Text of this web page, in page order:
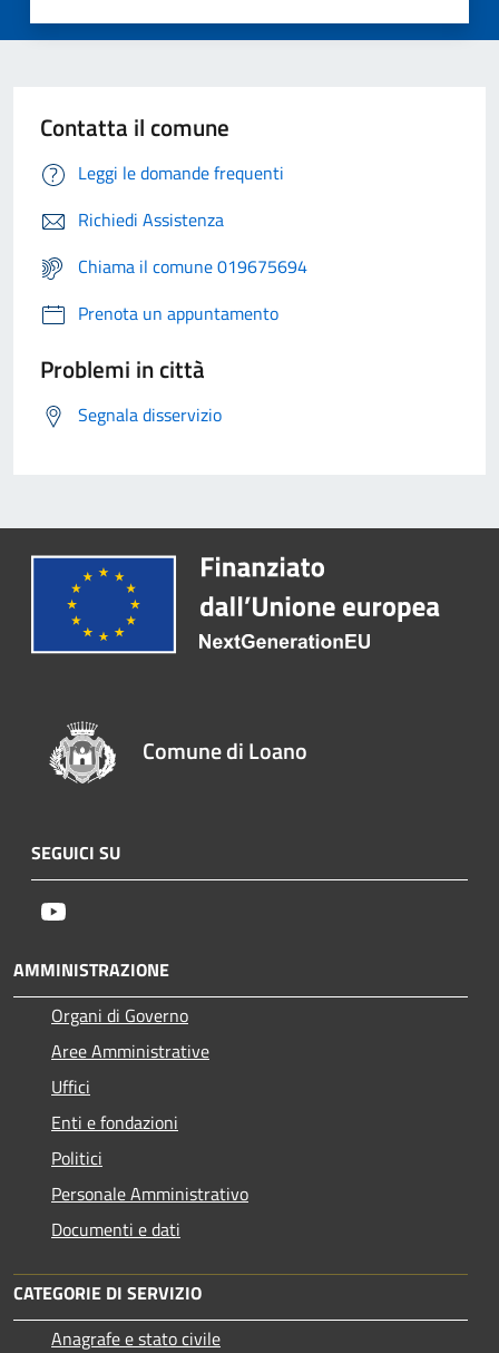
Contatta il comune
Leggi le domande frequenti
Richiedi Assistenza
Chiama il comune 019675694
Prenota un appuntamento
Problemi in città
Segnala disservizio
Comune di Loano
SEGUICI SU
AMMINISTRAZIONE
Organi di Governo
Aree Amministrative
Uffici
Enti e fondazioni
Politici
Personale Amministrativo
Documenti e dati
CATEGORIE DI SERVIZIO
Anagrafe e stato civile